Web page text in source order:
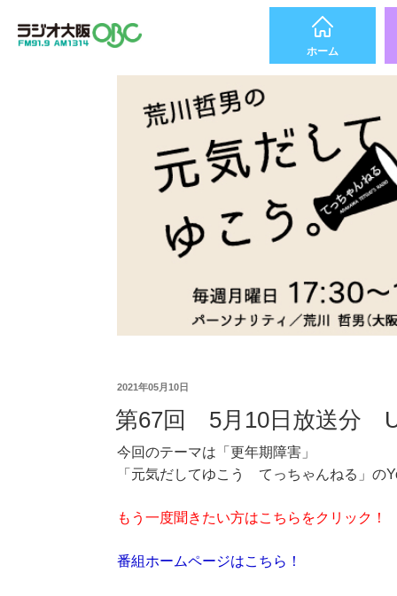
ホーム
2021年05月10日
第67回 5月10日放送分
今回のテーマは「更年期障害」
「元気だしてゆこう てっちゃんねる」の
もう一度聞きたい方はこちらをクリック！
番組ホームページはこちら！